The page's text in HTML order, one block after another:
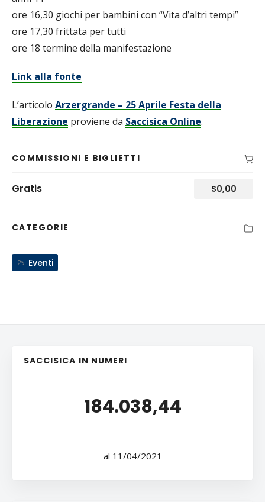
ore 16,30 giochi per bambini con “Vita d’altri tempi”
ore 17,30 frittata per tutti
ore 18 termine della manifestazione
Link alla fonte
L’articolo Arzergrande – 25 Aprile Festa della
Liberazione proviene da Saccisica Online.
COMMISSIONI E BIGLIETTI
Gratis $0,00
CATEGORIE
Eventi
SACCISICA IN NUMERI
184.038,44
al 11/04/2021